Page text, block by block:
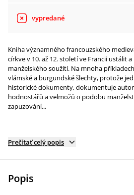
vypredané
Kniha významného francouzského
církve v 10. až 12. století ve Francii ustálit
manželského soužití. Na mnoha
vlámské a burgundské šlechty, protože
historické dokumenty, dokumentuje
hodnostářů a velmožů o podobu
zapuzování...
Prečítať celý popis
Popis